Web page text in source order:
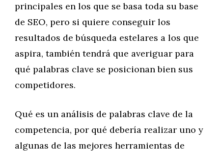
principales en los que se basa toda su base
de SEO, pero si quiere conseguir los
resultados de búsqueda estelares a los que
aspira, también tendrá que averiguar para
qué palabras clave se posicionan bien sus
competidores.
Qué es un análisis de palabras clave de la
competencia, por qué debería realizar uno y
algunas de las mejores herramientas de